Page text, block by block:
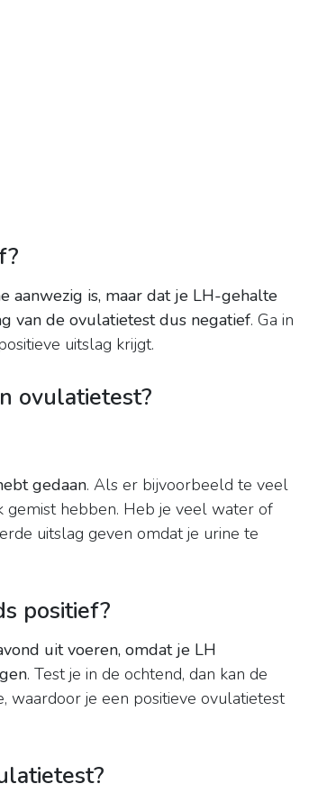
aanwezig is, maar dat je LH-gehalte
van de ovulatietest dus negatief. Ga in
uitslag krijgt.
ovulatietest?
gedaan. Als er bijvoorbeeld te veel
gemist hebben. Heb je veel water of
uitslag geven omdat je urine te
positief?
uit voeren, omdat je LH
. Test je in de ochtend, dan kan de
waardoor je een positieve ovulatietest